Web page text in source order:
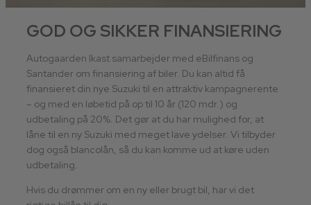
GOD OG SIKKER FINANSIERING
Autogaarden Ikast samarbejder med eBilfinans og
Santander om finansiering af biler. Du kan altid få
finansieret din nye Suzuki til en attraktiv kampagnerente
– og med en løbetid på op til 10 år (120 mdr.) og
udbetaling på 20%. Det gør at du har mulighed for, at
låne til en ny Suzuki med meget lave ydelser. Vi tilbyder
dog også blancolån, så du kan komme ud at køre uden
udbetaling.
Hvis du drømmer om en ny eller brugt bil, har vi det